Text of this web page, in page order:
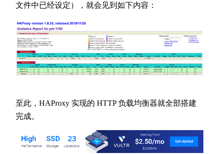
文件中已经设定），就会见到如下内容：
至此，HAProxy 实现的 HTTP 负载均衡器就全部搭建
完成。